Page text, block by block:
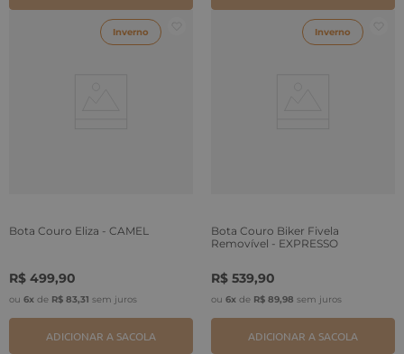
Inverno
Bota Couro Eliza - CAMEL
R$ 499,90
ou 6x de R$ 83,31 sem juros
ADICIONAR A SACOLA
Inverno
Bota Couro Biker Fivela
Removível - EXPRESSO
R$ 539,90
ou 6x de R$ 89,98 sem juros
ADICIONAR A SACOLA